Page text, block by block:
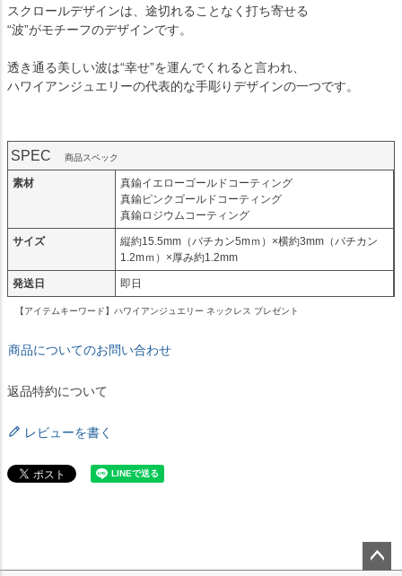
スクロールデザインは、途切れることなく打ち寄せる
“波”がモチーフのデザインです。
透き通る美しい波は“幸せ”を運んでくれると言われ、
ハワイアンジュエリーの代表的な手彫りデザインの一つです。
SPEC 商品スペック
素材
真鍮イエローゴールドコーティング
真鍮ピンクゴールドコーティング
真鍮ロジウムコーティング
サイズ
縦約15.5mm（バチカン5mｍ）×横約3mm（バチカン
1.2mｍ）×厚み約1.2mm
発送日 即日
【アイテムキーワード】ハワイアンジュエリー ネックレス プレゼント
商品についてのお問い合わせ
返品特約について
レビューを書く